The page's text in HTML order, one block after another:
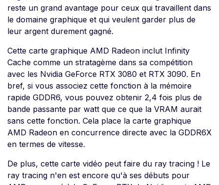
reste un grand avantage pour ceux qui travaillent dans
le domaine graphique et qui veulent garder plus de
leur argent durement gagné.
Cette carte graphique AMD Radeon inclut Infinity
Cache comme un stratagème dans sa compétition
avec les Nvidia GeForce RTX 3080 et RTX 3090. En
bref, si vous associez cette fonction à la mémoire
rapide GDDR6, vous pouvez obtenir 2,4 fois plus de
bande passante par watt que ce que la VRAM aurait
sans cette fonction. Cela place la carte graphique
AMD Radeon en concurrence directe avec la GDDR6X
en termes de vitesse.
De plus, cette carte vidéo peut faire du ray tracing ! Le
ray tracing n'en est encore qu'à ses débuts pour